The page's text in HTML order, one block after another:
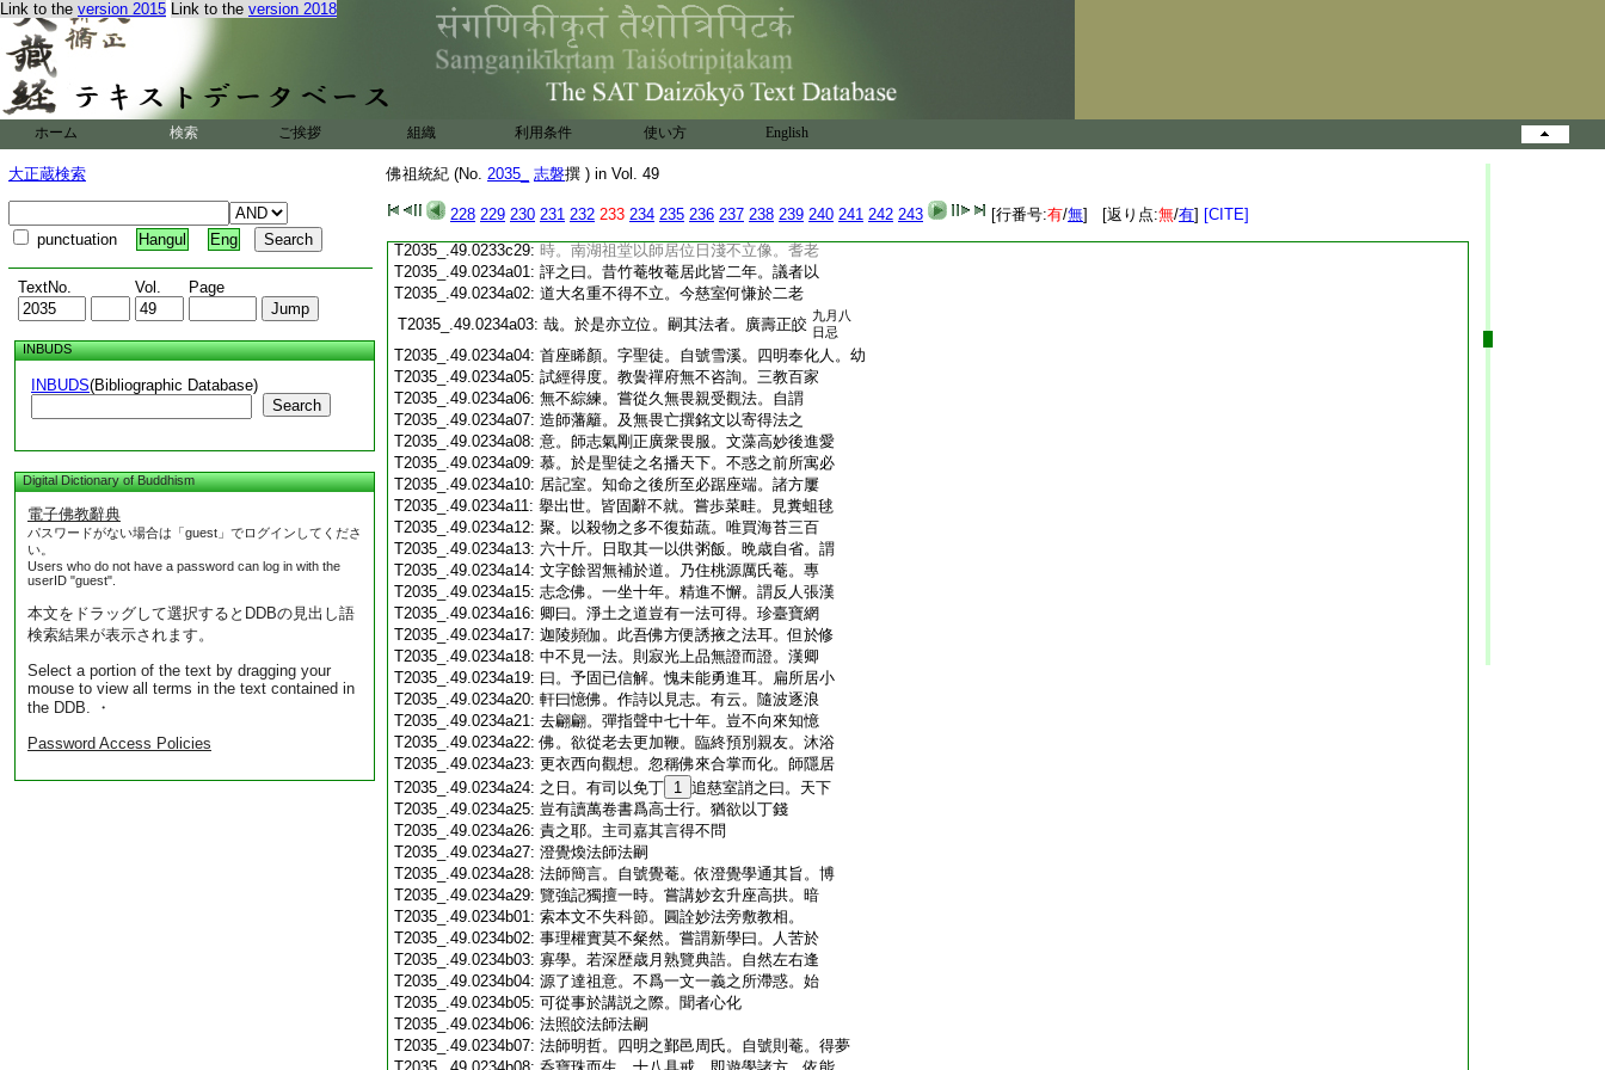
Link to the version 2015 Link to the version 2018
ホーム 検索 ご挨拶 組織 利用条件 使い方 English
大正蔵検索
punctuation Hangul Eng
TextNo. Vol. Page
INBUDS
INBUDS(Bibliographic Database)
Search
Digital Dictionary of Buddhism
電子佛教辭典
パスワードがない場合は「guest」でログインしてくださ
い。
Users who do not have a password can log in with the
userID "guest".
本文をドラッグして選択するとDDBの見出し語
検索結果が表示されます。
Select a portion of the text by dragging your
mouse to view all terms in the text contained in
the DDB. ・
Password Access Policies
佛祖統紀 (No. 2035_ 志磐撰 ) in Vol. 49
228 229 230 231 232 233 234 235 236 237 238 239 240 241 242 243 [行番号:有/無] [返り点:無/有] [CITE]
T2035_.49.0233c18:讀此必曰。既云直解何用是曲科爲。聞者
T2035_.49.0233c19: 爲一笑。嘗閒居東湖二靈。以詩遣丐村市
T2035_.49.0233c20:云。山環湖水水環山。短艇白鷗窓几間。野
T2035_.49.0233c21:
外更將供給至。飽參著得十僧閑。時人誦
爲實録。郡請居南湖。日事講貫學者如市。
居二年以疾辭。居溪口呉氏菴。一日往別
T2035_.49.0233c24:呉君。歸越三日。澡身易衣。趺坐室中。謂侍
T2035_.49.0233c25:人曰。吾有 5
瓣香藏之三十年。將臨終供
T2035_.49.0233c26:佛仰報大恩。今其時。吾將有行。及香煙正
T2035_.49.0233c27: 熾起白佛陳請求歸安養。就座合掌而化。
T2035_.49.0233c29: 時。南湖祖堂以師居位日淺不立像。耆老
T2035_.49.0234a01: 評之曰。昔竹菴牧菴居此皆二年。議者以
T2035_.49.0234a02: 道大名重不得不立。今慈室何慊於二老
T2035_.49.0234a03: 哉。於是亦立位。嗣其法者。廣壽正皎 九月八
日忌
T2035_.49.0234a04: 首座睎顏。字聖徒。自號雪溪。四明奉化人。幼
T2035_.49.0234a05: 試經得度。教黌禪府無不咨詢。三教百家
T2035_.49.0234a06: 無不綜練。嘗從久無畏親受觀法。自謂
T2035_.49.0234a07: 造師藩籬。及無畏亡撰銘文以寄得法之
T2035_.49.0234a08: 意。師志氣剛正廣衆畏服。文藻高妙後進愛
T2035_.49.0234a09: 慕。於是聖徒之名播天下。不惑之前所寓必
T2035_.49.0234a10: 居記室。知命之後所至必踞座端。諸方屢
T2035_.49.0234a11: 擧出世。皆固辭不就。嘗歩菜畦。見糞蛆毬
T2035_.49.0234a12: 聚。以殺物之多不復茹蔬。唯買海苔三百
T2035_.49.0234a13: 六十斤。日取其一以供粥飯。晩歳自省。謂
T2035_.49.0234a14: 文字餘習無補於道。乃住桃源厲氏菴。專
T2035_.49.0234a15: 志念佛。一坐十年。精進不懈。謂反人張漢
T2035_.49.0234a16: 卿曰。淨土之道豈有一法可得。珍臺寶網
T2035_.49.0234a17: 迦陵頻伽。此吾佛方便誘掖之法耳。但於修
T2035_.49.0234a18: 中不見一法。則寂光上品無證而證。漢卿
T2035_.49.0234a19: 曰。予固已信解。愧未能勇進耳。扁所居小
T2035_.49.0234a20: 軒曰憶佛。作詩以見志。有云。隨波逐浪
T2035_.49.0234a21: 去翩翩。彈指聲中七十年。豈不向來知憶
T2035_.49.0234a22:佛。欲從老去更加鞭。臨終預別親友。沐浴
T2035_.49.0234a23: 更衣西向觀想。忽稱佛來合掌而化。師隱居
T2035_.49.0234a24: 之日。有司以免丁 1 追慈室誚之曰。天下
T2035_.49.0234a25: 豈有讀萬卷書爲高士行。猶欲以丁錢
T2035_.49.0234a26: 責之耶。主司嘉其言得不問
T2035_.49.0234a27: 澄覺煥法師法嗣
T2035_.49.0234a28: 法師簡言。自號覺菴。依澄覺學通其旨。博
T2035_.49.0234a29: 覽強記獨擅一時。嘗講妙玄升座高拱。暗
T2035_.49.0234b01: 索本文不失科節。圓詮妙法旁敷教相。
T2035_.49.0234b02: 事理權實莫不粲然。嘗謂新學曰。人苦於
T2035_.49.0234b03: 寡學。若深歴歳月熟覽典誥。自然左右逢
T2035_.49.0234b04: 源了達祖意。不爲一文一義之所滯惑。始
T2035_.49.0234b05: 可從事於講説之際。聞者心化
T2035_.49.0234b06: 法照皎法師法嗣
T2035_.49.0234b07: 法師明哲。四明之鄞邑周氏。自號則菴。得夢